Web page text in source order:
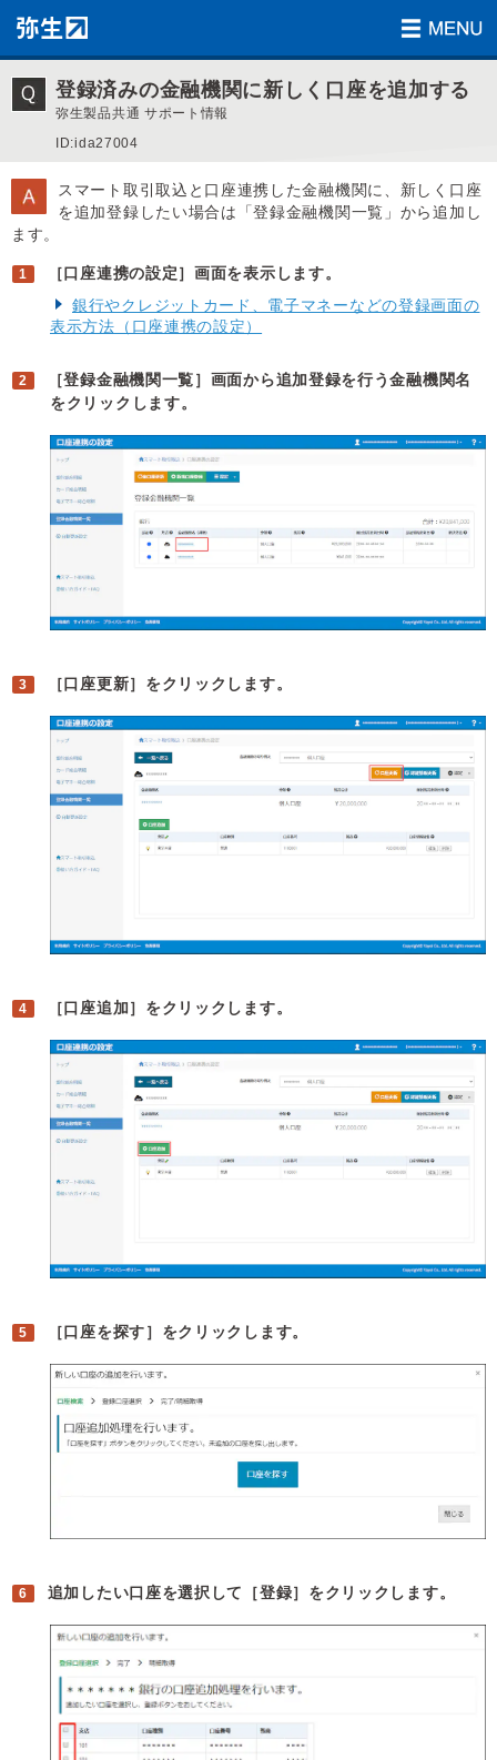
登録済みの金融機関に新しく口座を追加する
弥生製品共通 サポート情報
ID:ida27004
スマート取引取込と口座連携した金融機関に、新しく口座
を追加登録したい場合は「登録金融機関一覧」から追加し
ます。
［口座連携の設定］画面を表示します。
銀行やクレジットカード、電子マネーなどの登録画面の
表示方法（口座連携の設定）
［登録金融機関一覧］画面から追加登録を行う金融機関名
をクリックします。
［口座更新］をクリックします。
［口座追加］をクリックします。
［口座を探す］をクリックします。
追加したい口座を選択して［登録］をクリックします。